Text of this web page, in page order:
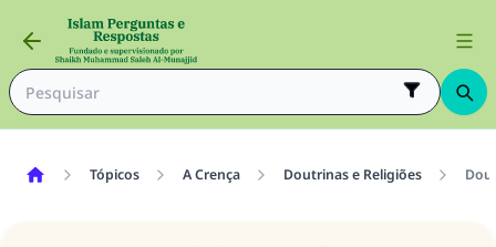
Tópicos A Crença Doutrinas e Religiões